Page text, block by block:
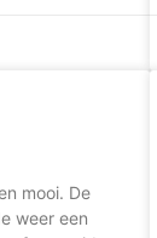
mooi. De
weer een